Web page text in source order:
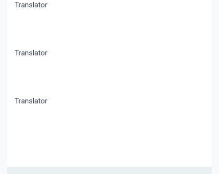
Translator
Translator
Translator